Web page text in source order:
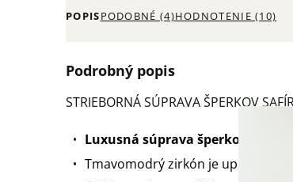
POPISPODOBNÉ (4)HODNOTENIE (10)
Podrobný popis
STRIEBORNÁ SÚPRAVA ŠPERKOV
Luxusná súprava šperkov
sa
Tmavomodrý zirkón je uprostred